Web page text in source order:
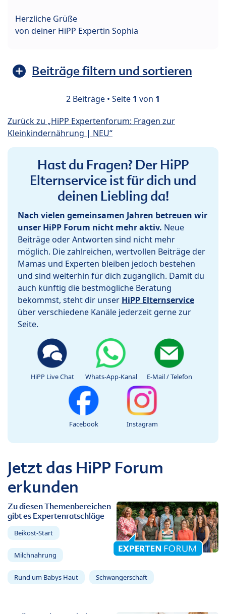
Herzliche Grüße
von deiner HiPP Expertin Sophia
Beiträge filtern und sortieren
2 Beiträge • Seite 1 von 1
Zurück zu „HiPP Expertenforum: Fragen zur
Kleinkindernährung | NEU“
Hast du Fragen? Der HiPP
Elternservice ist für dich und
deinen Liebling da!
Nach vielen gemeinsamen Jahren betreuen wir
unser HiPP Forum nicht mehr aktiv. Neue
Beiträge oder Antworten sind nicht mehr
möglich. Die zahlreichen, wertvollen Beiträge der
Mamas und Experten bleiben jedoch bestehen
und sind weiterhin für dich zugänglich. Damit du
auch künftig die bestmögliche Beratung
bekommst, steht dir unser HiPP Elternservice
über verschiedene Kanäle jederzeit gerne zur
Seite.
HiPP Live Chat Whats-App-Kanal E-Mail / Telefon
Facebook Instagram
Jetzt das HiPP Forum
erkunden
Zu diesen Themenbereichen
gibt es Expertenratschläge
Beikost-Start
Milchnahrung
Rund um Babys Haut Schwangerschaft